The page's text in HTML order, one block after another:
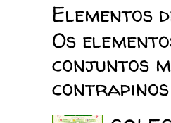
Elementos
Os
conjuntos